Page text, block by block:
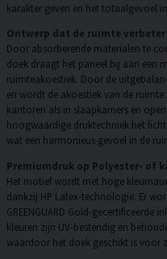
karakter geven en het totaalgevoel
Ontwerp dat de ruimte
Door absorberende materialen te
doek draagt het paneel bij aan een
ruimteakoestiek. Door de
en wordt de akoestiek van de
kantoren als in slaapkamers en
hoogwaardige druktechniek het
wat een harmonieus gevoel in de
Premiumdruk op Polyester- of
Het motief wordt met hoge
dankzij HP Latex-technologie. Er
GREENGUARD Gold-gecertificeerde
kleuren zijn UV-bestendig en
waardoor het doek geschikt is voor